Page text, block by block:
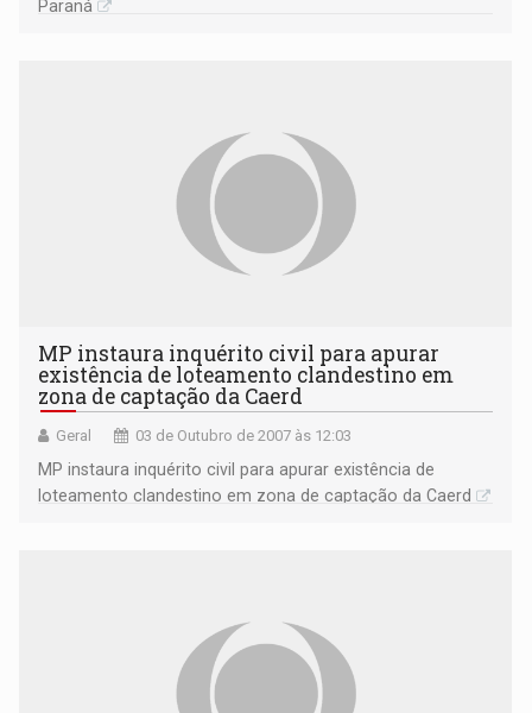
Paraná
MP instaura inquérito civil para apurar
existência de loteamento clandestino em
zona de captação da Caerd
Geral 03 de Outubro de 2007 às 12:03
MP instaura inquérito civil para apurar existência de
loteamento clandestino em zona de captação da Caerd